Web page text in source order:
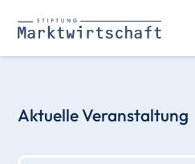
Aktuelle Veranstaltung